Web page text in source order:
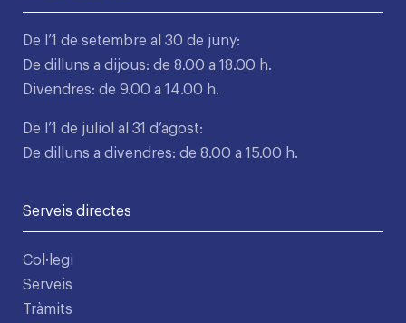
De l’1 de setembre al 30 de juny:
De dilluns a dijous: de 8.00 a 18.00 h.
Divendres: de 9.00 a 14.00 h.
De l’1 de juliol al 31 d’agost:
De dilluns a divendres: de 8.00 a 15.00 h.
Serveis directes
Col·legi
Serveis
Tràmits